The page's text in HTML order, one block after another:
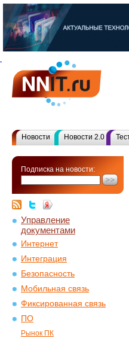
Новости Новости 2.0
Подписка на новости:
Управление
документами
Интернет
Интеграция
Безопасность
Мобильная связь
Фиксированная связь
ПО
Рынок ПК